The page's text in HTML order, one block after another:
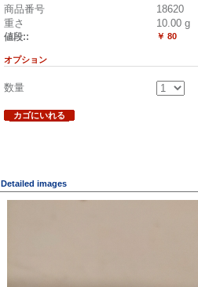
商品番号
18620
重さ
10.00 g
値段:: ￥ 80
オプション
数量
カゴにいれる
Detailed images